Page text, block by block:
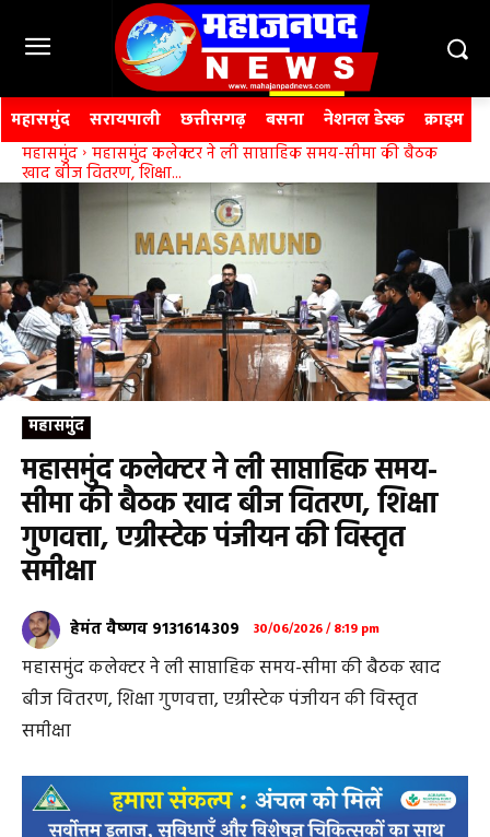
महासमुंद सरायपाली छत्तीसगढ़ बसना नेशनल डेस्क क्राइम
महासमुंद महासमुंद कलेक्टर ने ली साप्ताहिक समय-सीमा की बैठक
खाद बीज वितरण, शिक्षा...
महासमुंद
महासमुंद कलेक्टर ने ली साप्ताहिक समय-
सीमा की बैठक खाद बीज वितरण, शिक्षा
गुणवत्ता, एग्रीस्टेक पंजीयन की विस्तृत
समीक्षा
हेमंत वैष्णव 9131614309 30/06/2026 / 8:19 pm
महासमुंद कलेक्टर ने ली साप्ताहिक समय-सीमा की बैठक खाद
बीज वितरण, शिक्षा गुणवत्ता, एग्रीस्टेक पंजीयन की विस्तृत
समीक्षा